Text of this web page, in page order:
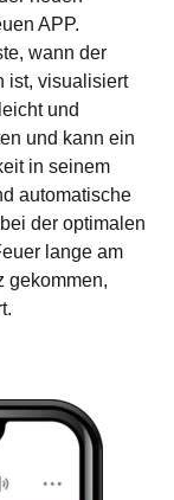
APP.
wann der
ist, visualisiert
und
und kann ein
in seinem
automatische
der optimalen
lange am
gekommen,